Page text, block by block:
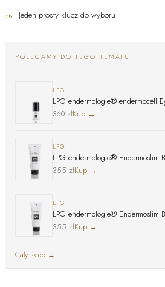
06 Jeden prosty klucz do wyboru
POLECAMY DO TEGO TEMATU
LPG
LPG endermologie® endermocell
360 złKup →
LPG
LPG endermologie® Endermoslim
355 złKup →
LPG
LPG endermologie® Endermoslim
355 złKup →
Cały sklep →